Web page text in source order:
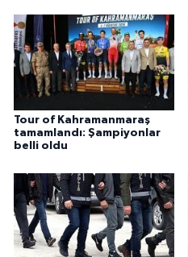
Tour of Kahramanmaraş
tamamlandı: Şampiyonlar
belli oldu